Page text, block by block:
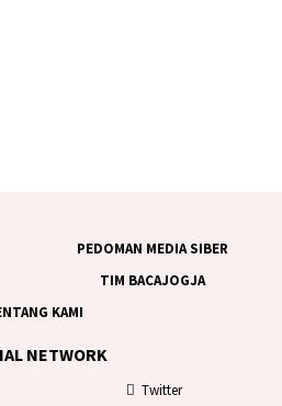
PEDOMAN MEDIA SIBER
TIM BACAJOGJA
KAMI
NETWORK
Twitter